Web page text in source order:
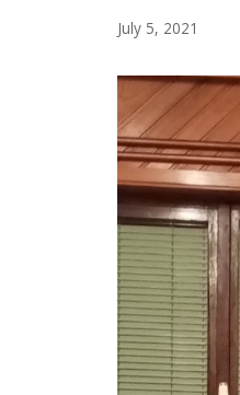
July 5, 2021
2021